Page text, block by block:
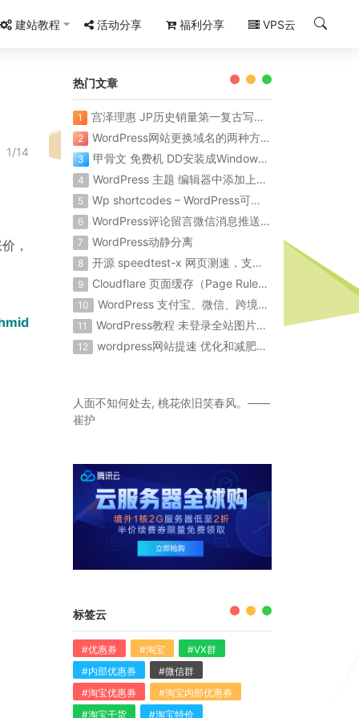
建站教程 活动分享 福利分享 VPS云
1/14
，
热门文章
1 宫泽理惠 JP历史销量第一复古写真集《Santa Fe》
2 WordPress网站更换域名的两种方法
3 甲骨文 免费机 DD安装成Windows系统 保姆级教程 百分百成功
4 WordPress 主题 编辑器中添加上传到 Chevereto图床
5 Wp shortcodes – WordPress可视化短代码简码
6 WordPress评论留言微信消息推送提醒
7 WordPress动静分离
8 开源 speedtest-x 网页测速，支持 docker 部署
9 Cloudflare 页面缓存（Page Rules）优化WordPress全站缓存配置规则
10 WordPress 支付宝、微信、跨境支付等支付插件
11 WordPress教程 未登录全站图片模糊
12 wordpress网站提速 优化和减肥wordpress数据库
人面不知何处去, 桃花依旧笑春风。——
崔护
标签云
#优惠券 #淘宝
#VX群
#内部优惠券
#微信群
#淘宝优惠券
#淘宝内部优惠券
#淘宝干货
#淘宝特价